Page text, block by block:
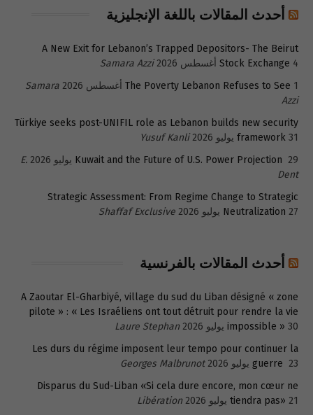
أحدث المقالات باللغة الإنجليزية
A New Exit for Lebanon’s Trapped Depositors- The Beirut
Stock Exchange 4 أغسطس 2026
Samara Azzi
The Poverty Lebanon Refuses to See 1 أغسطس 2026
Samara
Azzi
Türkiye seeks post-UNIFIL role as Lebanon builds new security
framework 31 يوليو 2026
Yusuf Kanli
Kuwait and the Future of U.S. Power Projection 29 يوليو 2026
E.
Dent
Strategic Assessment: From Regime Change to Strategic
Neutralization 27 يوليو 2026 Shaffaf Exclusive
أحدث المقالات بالفرنسية
A Zaoutar El-Gharbiyé, village du sud du Liban désigné « zone
pilote » : « Les Israéliens ont tout détruit pour rendre la vie
impossible » 30 يوليو 2026
Laure Stephan
Les durs du régime imposent leur tempo pour continuer la
guerre 23 يوليو 2026
Georges Malbrunot
Disparus du Sud-Liban «Si cela dure encore, mon cœur ne
tiendra pas» 21 يوليو 2026
Libération